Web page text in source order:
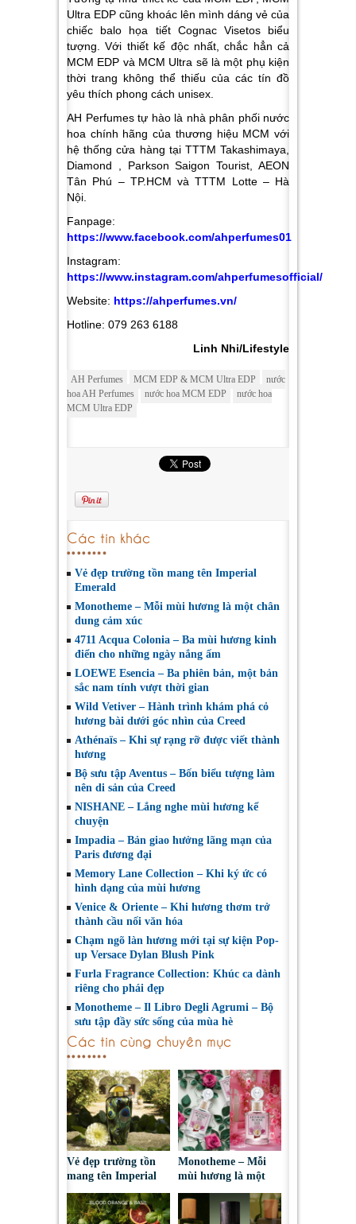
Ultra EDP cũng khoác lên mình dáng vẻ của
chiếc balo họa tiết Cognac Visetos biểu
tượng. Với thiết kế độc nhất, chắc hẳn cả
MCM EDP và MCM Ultra sẽ là một phụ kiện
thời trang không thể thiếu của các tín đồ
yêu thích phong cách unisex.
AH Perfumes tự hào là nhà phân phối nước
hoa chính hãng của thương hiệu MCM với
hệ thống cửa hàng tại TTTM Takashimaya,
Diamond , Parkson Saigon Tourist, AEON
Tân Phú – TP.HCM và TTTM Lotte – Hà
Nội.
Fanpage:
https://www.facebook.com/ahperfumes01
Instagram:
https://www.instagram.com/ahperfumesofficial/
Website: https://ahperfumes.vn/
Hotline: 079 263 6188
Linh Nhi/Lifestyle
AH Perfumes MCM EDP & MCM Ultra EDP
nước
hoa AH Perfumes
nước hoa MCM EDP
nước hoa
MCM Ultra EDP
Các tin khác
Vẻ đẹp trường tồn mang tên Imperial
Emerald
Monotheme – Mỗi mùi hương là một chân
dung cảm xúc
4711 Acqua Colonia – Ba mùi hương kinh
điển cho những ngày nắng ấm
LOEWE Esencia – Ba phiên bản, một bản
sắc nam tính vượt thời gian
Wild Vetiver – Hành trình khám phá cỏ
hương bài dưới góc nhìn của Creed
Athénaïs – Khi sự rạng rỡ được viết thành
hương
Bộ sưu tập Aventus – Bốn biểu tượng làm
nên di sản của Creed
NISHANE – Lắng nghe mùi hương kể
chuyện
Impadia – Bản giao hưởng lãng mạn của
Paris đương đại
Memory Lane Collection – Khi ký ức có
hình dạng của mùi hương
Venice & Oriente – Khi hương thơm trở
thành cầu nối văn hóa
Chạm ngõ làn hương mới tại sự kiện Pop-
up Versace Dylan Blush Pink
Furla Fragrance Collection: Khúc ca dành
riêng cho phái đẹp
Monotheme – Il Libro Degli Agrumi – Bộ
sưu tập đầy sức sống của mùa hè
Các tin cùng chuyên mục
Vẻ đẹp trường tồn
mang tên Imperial
Emerald
Monotheme – Mỗi
mùi hương là một
chân dung cảm xúc